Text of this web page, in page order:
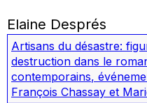
Elaine Després
Artisans du désastre:
destruction dans le
contemporains,
François Chassay et